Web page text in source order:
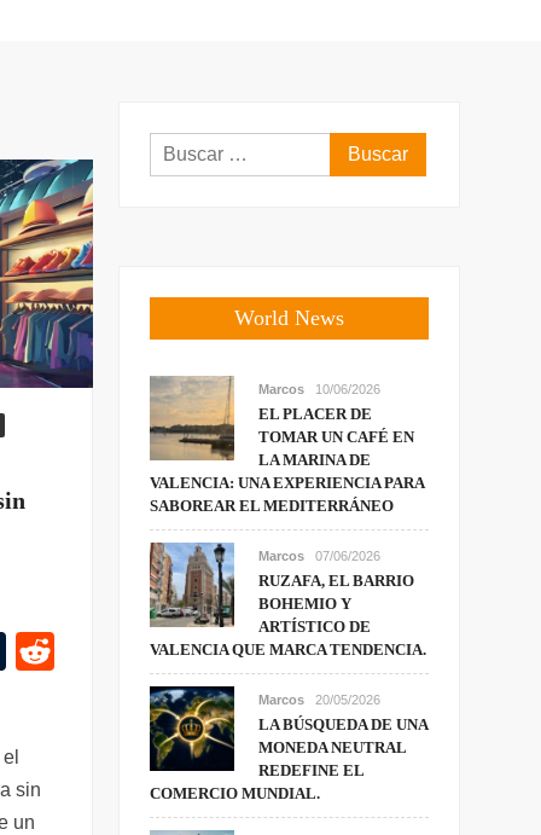
T
bl
rsin
un
Buscar:
World News
Marcos 10/06/2026
EL PLACER DE
TOMAR UN CAFÉ EN
LA MARINA DE
VALENCIA: UNA EXPERIENCIA PARA
SABOREAR EL MEDITERRÁNEO
Marcos 07/06/2026
RUZAFA, EL BARRIO
BOHEMIO Y
ARTÍSTICO DE
VALENCIA QUE MARCA TENDENCIA.
Marcos 20/05/2026
LA BÚSQUEDA DE UNA
MONEDA NEUTRAL
REDEFINE EL
COMERCIO MUNDIAL.